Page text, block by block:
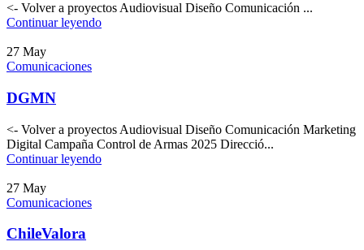
<- Volver a proyectos Audiovisual Diseño Comunicación ...
Continuar leyendo
27 May
Comunicaciones
DGMN
<- Volver a proyectos Audiovisual Diseño Comunicación Marketing
Digital Campaña Control de Armas 2025 Direcció...
Continuar leyendo
27 May
Comunicaciones
ChileValora